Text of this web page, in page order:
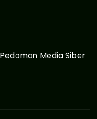
Pedoman Media Siber